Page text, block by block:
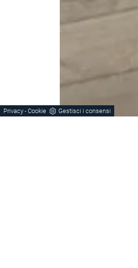
Privacy - Cookie Gestisci i consensi